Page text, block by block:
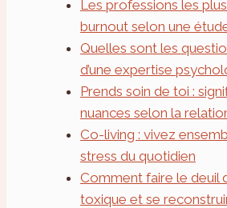
Les professions les
burnout selon une
Quelles sont les
d’une expertise
Prends soin de toi :
nuances selon la
Co-living : vivez
stress du quotidien
Comment faire le deuil
toxique et se